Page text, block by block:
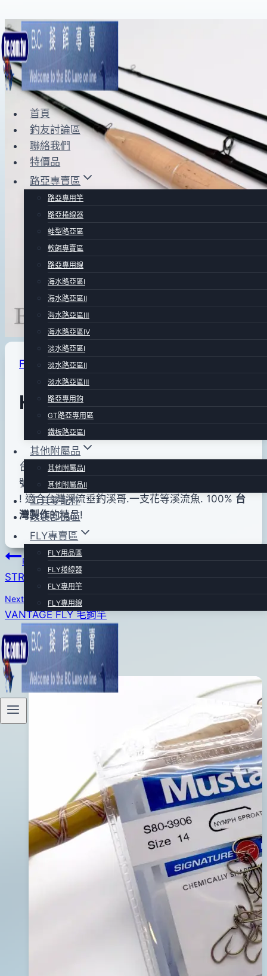
Skip
to
content
首頁
釣友討論區
聯絡我們
特價品
路亞專賣區
路亞專用竿
路亞捲線器
蛙型路亞區
軟餌專賣區
路亞專用線
海水路亞區Ⅰ
海水路亞區Ⅱ
海水路亞區Ⅲ
海水路亞區Ⅳ
淡水路亞區Ⅰ
淡水路亞區Ⅱ
淡水路亞區Ⅲ
路亞專用鉤
GT路亞專用區
鐵板路亞區Ⅰ
其他附屬品
其他附屬品Ⅰ
其他附屬品Ⅱ
工具零配件
改裝部品區
FLY專賣區
FLY用品區
FLY捲線器
FLY專用竿
FLY專用線
FLY專用竿|FLY專賣區
HARVEST 毛鉤竿
Bybc
pro-
shop
2012
年
05
月
17
日
2012
年
11
月
12
日
台灣唯一西式毛鉤釣竿廠~豐邑 製作.長度8’6″ #2
號. 旅行用4節竿.自重僅50克重.駕御性高.極易上手
! 適合台灣溪流垂釣溪哥.一支花等溪流魚. 100% 台
灣製作的精品!
文
章
導
覽
Previous
STREN 專業級海水碳纖前導線
Next
VANTAGE FLY 毛鉤竿
Similar Posts